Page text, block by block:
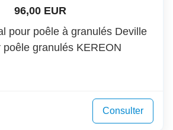
96,00 EUR
pour poêle à granulés Deville
poêle granulés KEREON
Consulter